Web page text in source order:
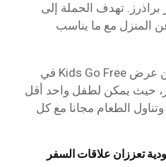
براذرز. تهدف الحملة إلى
المنزل مع ما يناسب
يمكن للعائلات الاستفادة من عرض Kids Go Free في
حتى 30 سبتمبر، حيث يمكن لطفل واحد أقل
وتناول الطعام مجانا مع كل
تعززان علاقات السفر